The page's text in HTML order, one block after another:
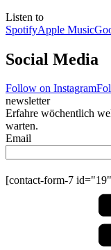
Listen to
SpotifyApple Music
Social Media
Follow on Instagram
newsletter
Erfahre wöchentlich
warten.
Email
[contact-form-7